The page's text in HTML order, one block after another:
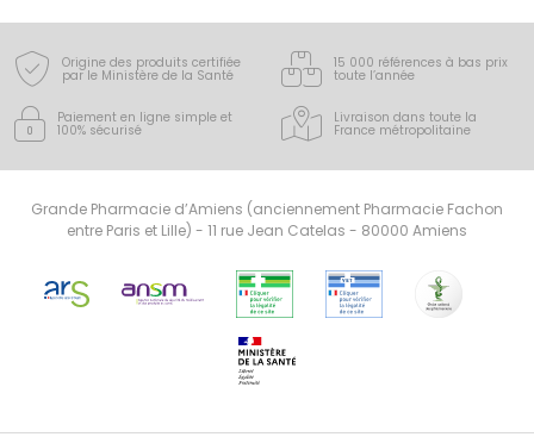
Origine des produits certifiée
par le Ministère de la Santé
15 000 références à bas prix
toute l’année
Paiement en ligne simple et
100% sécurisé
Livraison dans toute la
France métropolitaine
Grande Pharmacie d’Amiens (anciennement Pharmacie Fachon
entre Paris et Lille) - 11 rue Jean Catelas - 80000 Amiens